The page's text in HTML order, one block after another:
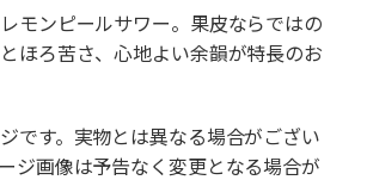
モンピールサワー。果皮ならではの
ほろ苦さ、心地よい余韻が特長のお
です。実物とは異なる場合がござい
ジ画像は予告なく変更となる場合が